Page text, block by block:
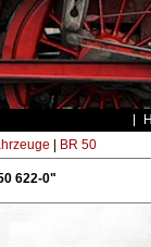
BR 50
622-0"